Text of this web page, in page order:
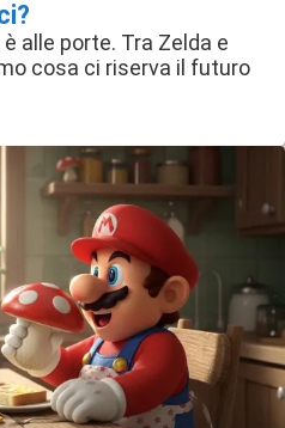
alle porte. Tra Zelda e
cosa ci riserva il futuro